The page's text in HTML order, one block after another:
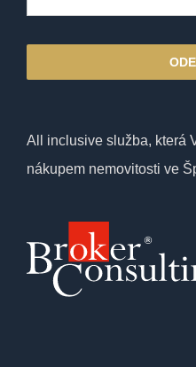
All inclusive služba, která
nákupem nemovitosti ve